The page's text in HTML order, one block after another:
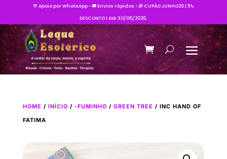
💬 Apoio por WhatsApp • 🚚 Envios rápidos • 🎁 CUPÃO JUNHO26 | 5%
DESCONTO | Até 30/06/2026.
HOME / INÍCIO / -FUMINHO / GREEN TREE / INC HAND OF
FATIMA